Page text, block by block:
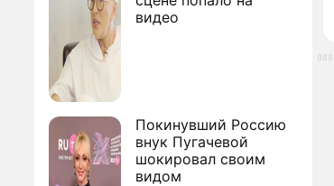
видео
Покинувший Россию
внук Пугачевой
шокировал своим
видом